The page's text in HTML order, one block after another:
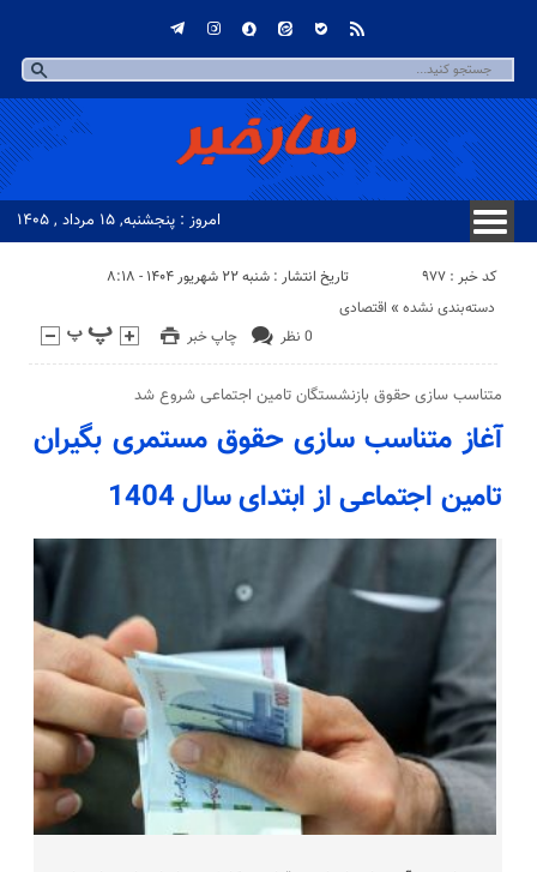
امروز : پنجشنبه, ۱۵ مرداد , ۱۴۰۵
کد خبر : 977 تاریخ انتشار : شنبه ۲۲ شهریور ۱۴۰۴ - ۸:۱۸
چاپ خبر 0 نظر
اقتصادی « دسته‌بندی نشده
متناسب سازی حقوق بازنشستگان تامین اجتماعی شروع شد
آغاز متناسب سازی حقوق مستمری بگیران
تامین اجتماعی از ابتدای سال 1404